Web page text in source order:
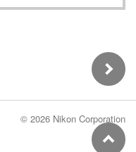
© 2026 Nikon Corporation